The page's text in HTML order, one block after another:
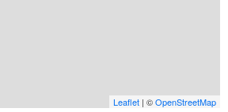
Leaflet | ©OpenStreetMap